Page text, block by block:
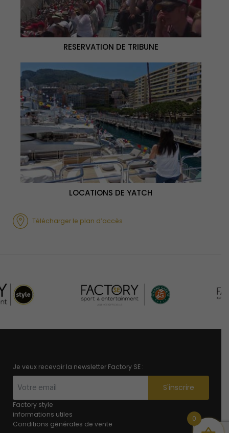
RESERVATION DE TRIBUNE
LOCATIONS DE YATCH
Télécharger le plan d’accès
Je veux recevoir la newsletter Factory SE :
S'inscrire
Factory style
informations utiles
Conditions générales de vente
0